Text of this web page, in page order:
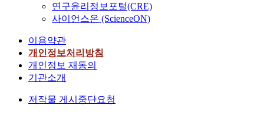
연구윤리정보포털(CRE)
사이언스온 (ScienceON)
이용약관
개인정보처리방침
개인정보 재동의
기관소개
저작물 게시중단요청